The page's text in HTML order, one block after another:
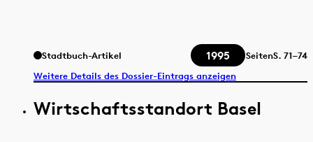
Stadtbuch-Artikel 1995 SeitenS. 71–74
Weitere Details des Dossier-Eintrags anzeigen
Wirtschaftsstandort Basel